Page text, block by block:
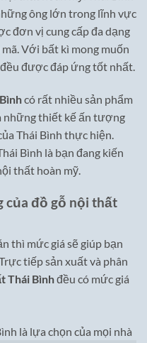
ông lớn trong lĩnh vực
đơn vị cung cấp đa dạng
Với bất kì mong muốn
đều được đáp ứng tốt nhất.
có rất nhiều sản phẩm
những thiết kế ấn tượng
Thái Bình thực hiện.
Bình là bạn đang kiến
thất hoàn mỹ.
của đồ gỗ nội thất
thì mức giá sẽ giúp bạn
tiếp sản xuất và phân
Thái Bìnhđều có mức giá